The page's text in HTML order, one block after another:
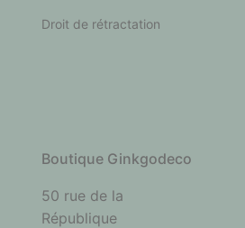
Droit de rétractation
Boutique Ginkgodeco
50 rue de la
République